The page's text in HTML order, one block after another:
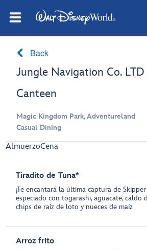
Back
Jungle Navigation Co.
Canteen
Magic Kingdom Park, Adventureland
Casual Dining
AlmuerzoCena
Tiradito de Tuna*
¡Te encantará la última captura de
especiado con togarashi, aguacate, caldo
chips de raíz de loto y nueces de maíz
Arroz frito